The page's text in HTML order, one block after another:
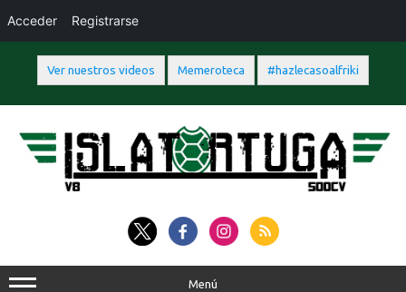
Ver nuestros videos Memeroteca #hazlecasoalfriki
contenido
Menú
Acceder Registrarse